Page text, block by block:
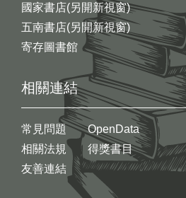
國家書店(另開新視窗)
五南書店(另開新視窗)
寄存圖書館
相關連結
常見問題
相關法規
友善連結
OpenData
得獎書目